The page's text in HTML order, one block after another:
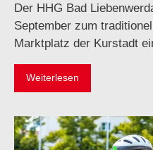
Der HHG Bad
September zum
Marktplatz der Kurstadt
Weiterlesen